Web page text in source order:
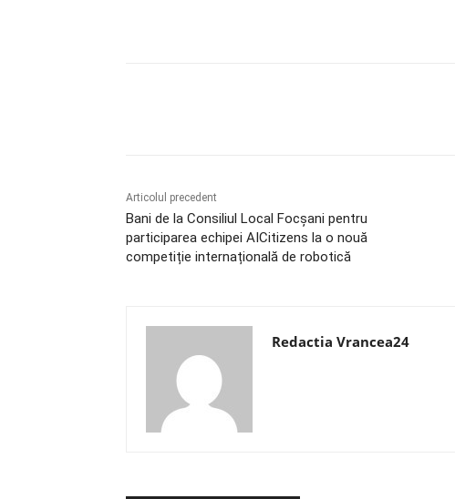
Articolul precedent
Bani de la Consiliul Local Focșani pentru
participarea echipei AICitizens la o nouă
competiție internațională de robotică
Redactia Vrancea24